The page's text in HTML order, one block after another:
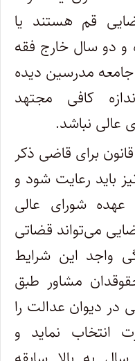
قم هستند یا
و دو سال خارج فقه
مدرسین دیده
کافی مجتهد
عالی نباشد.
برای قاضی ذکر
باید رعایت شود و
شورای عالی
می‌تواند قضاتی
واجد این شرایط
مشاور طبق
دیوان عدالت را
انتخاب نماید و